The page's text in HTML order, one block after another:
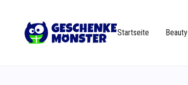
Startseite Beauty